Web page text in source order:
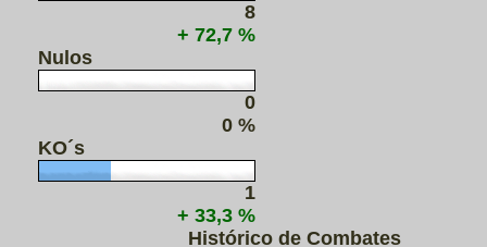
8
+ 72,7 %
Nulos
0
0 %
KO´s
1
+ 33,3 %
Histórico de Combates